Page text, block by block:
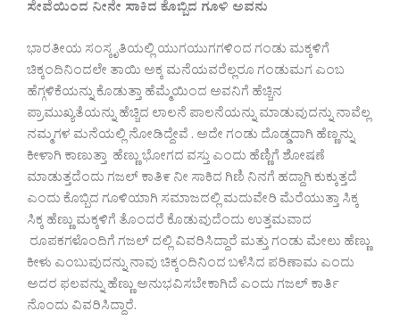
ಸೇವೆಯಿಂದ ನೀನೇ ಸಾಕಿದ ಕೊಬ್ಬಿದ ಗೂಳಿ ಅವನು
ಭಾರತೀಯ ಸಂಸ್ಕೃತಿಯಲ್ಲಿ ಯುಗಯುಗಗಳಿಂದ ಗಂಡು ಮಕ್ಕಳಿಗೆ
ಚಿಕ್ಕಂದಿನಿಂದಲೇ ತಾಯಿ ಅಕ್ಕ ಮನೆಯವರೆಲ್ಲರೂ ಗಂಡುಮಗ ಎಂಬ
ಹೆಗ್ಗಳಿಕೆಯನ್ನು ಕೊಡುತ್ತಾ ಹೆಮ್ಮೆಯಿಂದ ಅವನಿಗೆ ಹೆಚ್ಚಿನ
ಪ್ರಾಮುಖ್ಯತೆಯನ್ನು ಹೆಚ್ಚಿದ ಲಾಲನೆ ಪಾಲನೆಯನ್ನು ಮಾಡುವುದನ್ನು ನಾವೆಲ್ಲ
ನಮ್ಮಗಳ ಮನೆಯಲ್ಲಿ ನೋಡಿದ್ದೇವೆ . ಅದೇ ಗಂಡು ದೊಡ್ಡದಾಗಿ ಹೆಣ್ಣನ್ನು
ಕೀಳಾಗಿ ಕಾಣುತ್ತಾ ಹೆಣ್ಣು ಭೋಗದ ವಸ್ತು ಎಂದು ಹೆಣ್ಣಿಗೆ ಶೋಷಣೆ
ಮಾಡುತ್ತದೆಂದು ಗಜಲ್ ಕಾತಿ೯ ನೀ ಸಾಕಿದ ಗಿಣಿ ನಿನಗೆ ಹದ್ದಾಗಿ ಕುಕ್ಕುತ್ತದೆ
ಎಂದು ಕೊಬ್ಬಿದ ಗೂಳಿಯಾಗಿ ಸಮಾಜದಲ್ಲಿ ಮದುವೇರಿ ಮೆರೆಯುತ್ತಾ ಸಿಕ್ಕ
ಸಿಕ್ಕ ಹೆಣ್ಣು ಮಕ್ಕಳಿಗೆ ತೊಂದರೆ ಕೊಡುವುದೆಂದು ಉತ್ತಮವಾದ
ರೂಪಕಗಳೊಂದಿಗೆ ಗಜಲ್ ದಲ್ಲಿ ವಿವರಿಸಿದ್ದಾರೆ ಮತ್ತು ಗಂಡು ಮೇಲು ಹೆಣ್ಣು
ಕೀಳು ಎಂಬುವುದನ್ನು ನಾವು ಚಿಕ್ಕಂದಿನಿಂದ ಬಳೆಸಿದ ಪರಿಣಾಮ ಎಂದು
ಅದರ ಫಲವನ್ನು ಹೆಣ್ಣು ಅನುಭವಿಸಬೇಕಾಗಿದೆ ಎಂದು ಗಜಲ್ ಕಾರ್ತಿ
ನೊಂದು ವಿವರಿಸಿದ್ದಾರೆ.